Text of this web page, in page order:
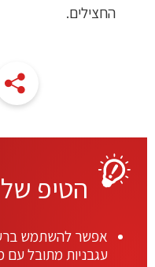
החצילים.
הטיפ של MUTTI
אפשר להשתמש
עגבניות מתובל עם